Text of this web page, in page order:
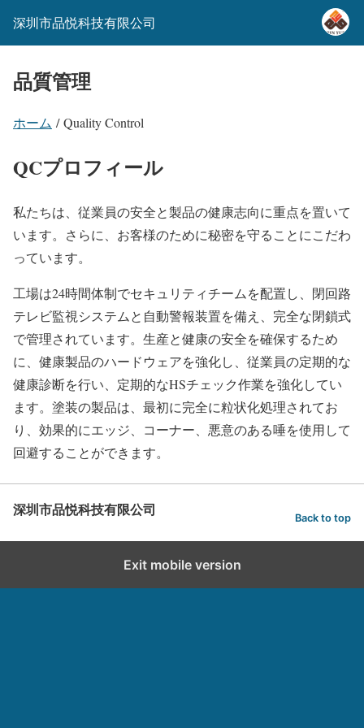
深圳市品悦科技有限公司
品質管理
ホーム / Quality Control
QCプロフィール
私たちは、従業員の安全と製品の健康志向に重点を置いて
います。さらに、お客様のために秘密を守ることにこだわ
っています。
工場は24時間体制でセキュリティチームを配置し、閉回路
テレビ監視システムと自動警報装置を備え、完全な閉鎖式
で管理されています。生産と健康の安全を確保するため
に、健康製品のハードウェアを強化し、従業員の定期的な
健康診断を行い、定期的なHSチェック作業を強化してい
ます。塗装の製品は、最初に完全に粒状化処理されてお
り、効果的にエッジ、コーナー、悪意のある唾を使用して
回避することができます。
深圳市品悦科技有限公司 Back to top
Exit mobile version